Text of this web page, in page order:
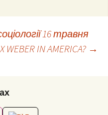
16 травня
WEBER IN AMERICA? →